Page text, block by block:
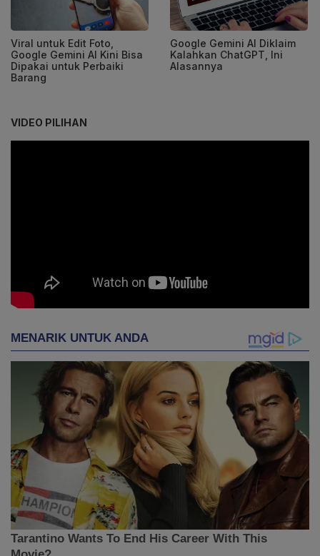
Viral untuk Edit Foto,
Google Gemini AI Kini Bisa
Dipakai untuk Perbaiki
Barang
Google Gemini AI Diklaim
Kalahkan ChatGPT, Ini
Alasannya
VIDEO PILIHAN